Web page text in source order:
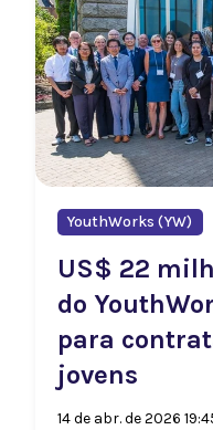
YouthWorks (YW)
US$ 22
do
para
jovens
14 de abr. de 2026